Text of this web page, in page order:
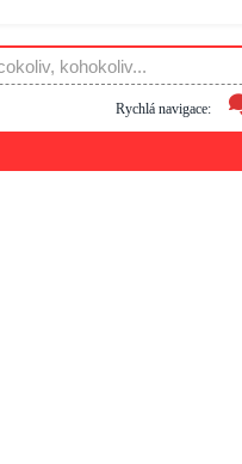
Rychlá navigace: